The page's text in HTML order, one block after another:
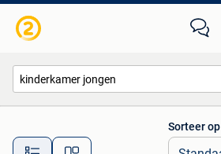
Alle afstanden…
Sorteer op